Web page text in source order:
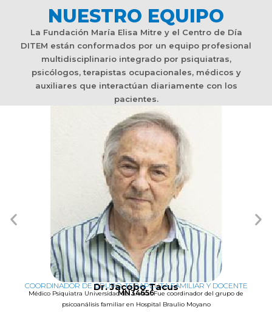
NUESTRO EQUIPO
La Fundación María Elisa Mitre y el Centro de Día
DITEM están conformados por un equipo profesional
multidisciplinario integrado por psiquiatras,
psicólogos, terapistas ocupacionales, médicos y
auxiliares que interactúan diariamente con los
pacientes.
Dr. Jacobo Tacus
COORDINADOR DE GRUPO, TERAPEUTA FAMILIAR Y DOCENTE
MN34656
Médico Psiquiatra Universidad del Litoral Fue coordinador del grupo de
psicoanálisis familiar en Hospital Braulio Moyano